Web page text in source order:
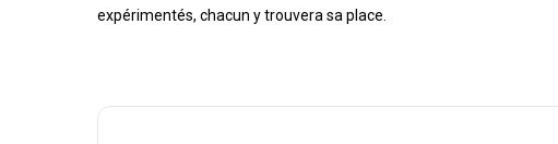
expérimentés, chacun y trouvera sa place.